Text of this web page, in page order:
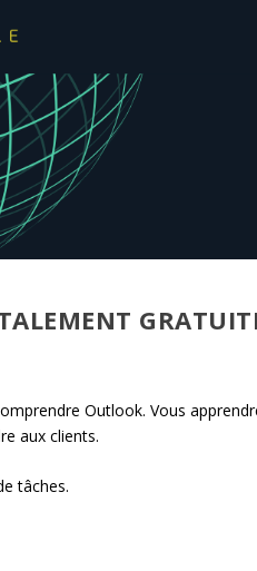
Outlook. Vous
aux clients.
tâches.